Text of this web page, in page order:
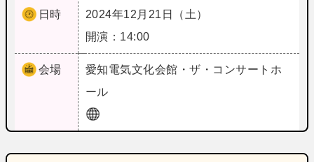
日時
2024年12月21日（土）
開演：14:00
会場 愛知電気文化会館・ザ・コンサートホ
ール